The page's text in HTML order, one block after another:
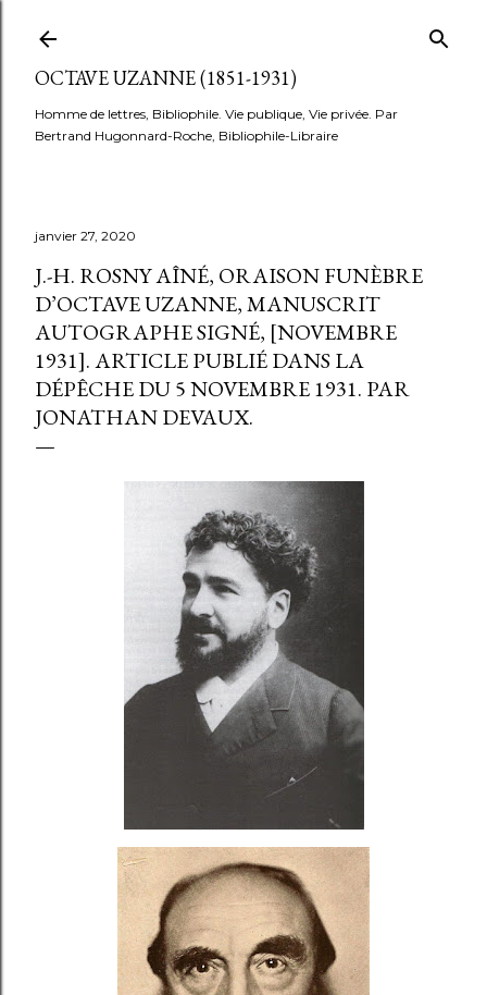
OCTAVE UZANNE (1851-1931)
Homme de lettres, Bibliophile. Vie publique, Vie privée. Par
Bertrand Hugonnard-Roche, Bibliophile-Libraire
janvier 27, 2020
J.-H. ROSNY AÎNÉ, ORAISON FUNÈBRE
D’OCTAVE UZANNE, MANUSCRIT
AUTOGRAPHE SIGNÉ, [NOVEMBRE
1931]. ARTICLE PUBLIÉ DANS LA
DÉPÊCHE DU 5 NOVEMBRE 1931. PAR
JONATHAN DEVAUX.